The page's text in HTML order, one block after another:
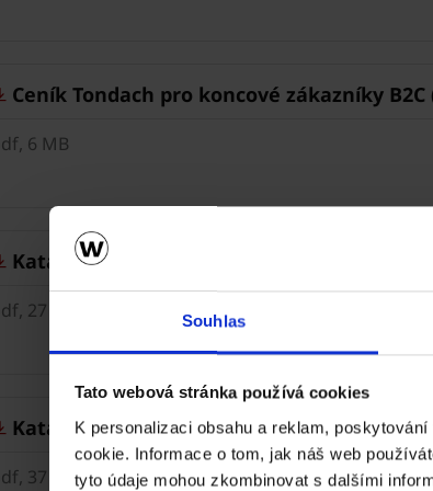
Souhlas
Tato webová stránka používá cookies
K personalizaci obsahu a reklam,
cookie. Informace o tom, jak náš web
tyto údaje mohou zkombinovat s dalšími
Tondach pro koncové zákazníky
6 MB
e4 dům od wienerbergeru
27 MB
Semmelrock 2026
37 MB